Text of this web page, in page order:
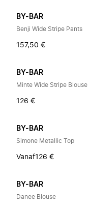
BY-BAR
Benji Wide Stripe Pants
157,50 €
BY-BAR
Minte Wide Stripe Blouse
126 €
BY-BAR
Simone Metallic Top
Vanaf126 €
BY-BAR
Danee Blouse